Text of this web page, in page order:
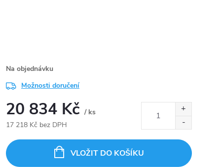
Na objednávku
Možnosti doručení
20 834 Kč / ks
17 218 Kč bez DPH
cena:
VLOŽIT DO KOŠÍKU